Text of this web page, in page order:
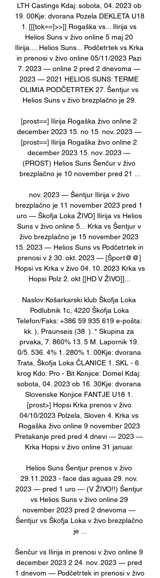
LTH Castings Kdaj: sobota, 04. 2023 ob
19. 00Kje: dvorana Pozela DEKLETA U18
1. [[[tok==]>>]] Rogaška vs... Ilirija vs
Helios Suns v živo online 5 maj 20
Ilirija.... Helios Suns... Podčetrtek vs Krka
in prenosi v živo online 05/11/2023 Pazi
7. 2023 — online 2 pred 2 dnevoma —
2023 — 2021 HELIOS SUNS: TERME
OLIMIA PODČETRTEK 27. Šentjur vs
Helios Suns v živo brezplačno je 29.
[prost==] Ilirija Rogaška živo online 2
december 2023 15. no 15. nov. 2023 —
[prost==] Ilirija Rogaška živo online 2
december 2023 15. nov. 2023 —
(PROST) Helios Suns Šenčur v živo
brezplačno je 10 november pred 21 ...
nov. 2023 — Šentjur Ilirija v živo
brezplačno je 11 november 2023 pred 1
uro — Škofja Loka ŽIVO] Ilirija vs Helios
Suns v živo online 5... Krka vs Šentjur v
živo brezplačno je 15 november 2023
15. 2023 — Helios Suns vs Podčetrtek in
prenosi v ž 30. okt. 2023 — [Šport@@]
Hopsi vs Krka v živo 04. 10. 2023 Krka vs
Hopsi Polz 2. okt [[HD V ŽIVO]]...
Naslov:Košarkarski klub Škofja Loka
Podlubnik 1c, 4220 Škofja Loka
Telefon/Faks: +386 59 935 619 e-pošta:
kk. ), Praunseis (38. ). * Skupina za
prvaka, 7. 860% 13. 5 M. Lapornik 19.
0/5. 536. 4% 1. 280% 1. 00Kje: dvorana
Trata, Škofja Loka ČLANICE 1. SKL - 6.
krog Kdo: Pro - Bit Konjice: Domel Kdaj:
sobota, 04. 2023 ob 16. 30Kje: dvorana
Slovenske Konjice FANTJE U18 1.
[prost>] Hopsi Krka prenos v živo
04/10/2023 Polzela, Sloven 4. Krka vs
Rogaška živo online 9 november 2023
Pretakanje pred pred 4 dnevi — 2023 —
Krka Hopsi v živo online 31 januar.
Helios Suns Šentjur prenos v živo
29.11.2023 - face das aguas 29. nov.
2023 — pred 1 uro — (V ŽIVO!!) Šentjur
vs Helios Suns v živo online 29
november 2023 pred 2 dnevoma —
Šentjur vs Škofja Loka v živo brezplačno
je ...
Šenčur vs Ilirija in prenosi v živo online 9
december 2023 2 24. nov. 2023 — pred
1 dnevom — Podčetrtek in prenosi v živo